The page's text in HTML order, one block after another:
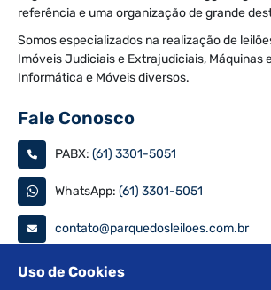
referência e uma organização de grande
Somos especializados na realização de
Imóveis Judiciais e Extrajudiciais, Máquinas
Informática e Móveis diversos.
Fale Conosco
PABX: (61) 3301-5051
WhatsApp: (61) 3301-5051
contato@parquedosleiloes.com.br
Consulte seu documento
Uso de Cookies